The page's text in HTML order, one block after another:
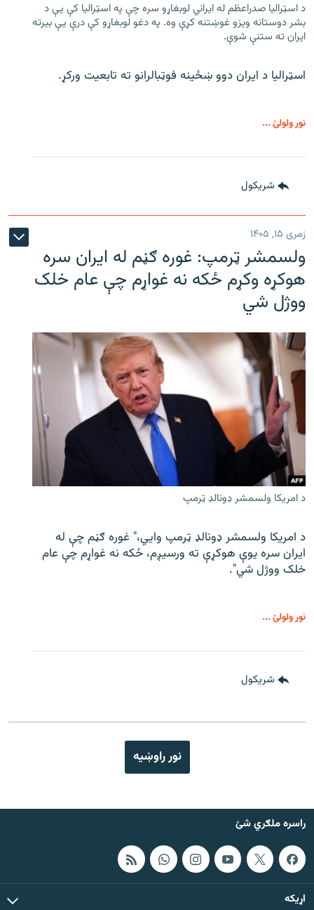
د اسټرالیا صدراعظم له ایراني لوبغاړو سره چې په اسټرالیا کې يې د
بشر دوستانه ویزو غوښتنه کړې وه. په دغو لوبغاړو کې درې يې بیرته
ایران ته ستنې شوې.
اسټرالیا د ایران دوو ښځینه فوټبالرانو ته تابعیت ورکړ.
نور ولولئ ...
شريکول
زمری ۱۵, ۱۴۰۵
ولسمشر ټرمپ: غوره ګڼم له ایران سره
هوکړه وکړم ځکه نه غواړم چې عام خلک
ووژل شي
د امریکا ولسمشر ډونالډ ټرمپ
د امریکا ولسمشر ډونالډ ټرمپ وايي،" غوره ګڼم چې له
ایران سره یوې هوکړې ته ورسیږم، ځکه نه غواړم چې عام
خلک ووژل شي".
نور ولولئ ...
شريکول
نور راوښيه
راسره ملګري شئ
اړيکه